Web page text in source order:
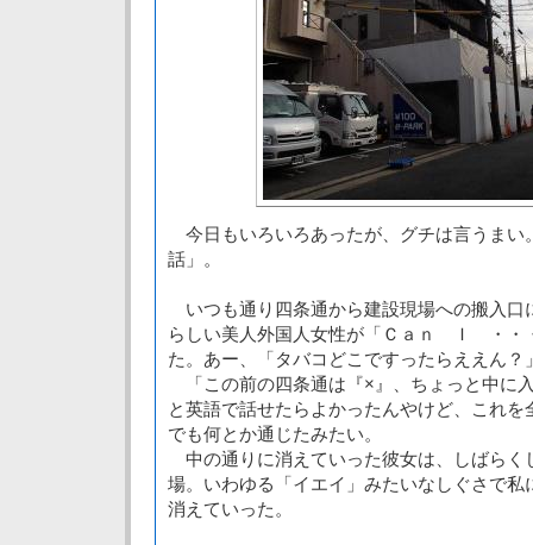
今日もいろいろあったが、グチは言うまい
話」。
いつも通り四条通から建設現場への搬入口
らしい美人外国人女性が「Ｃａｎ Ｉ ・・
た。あー、「タバコどこですったらええん？
「この前の四条通は『×』、ちょっと中に
と英語で話せたらよかったんやけど、これ
でも何とか通じたみたい。
中の通りに消えていった彼女は、しばらく
場。いわゆる「イエイ」みたいなしぐさで私
消えていった。